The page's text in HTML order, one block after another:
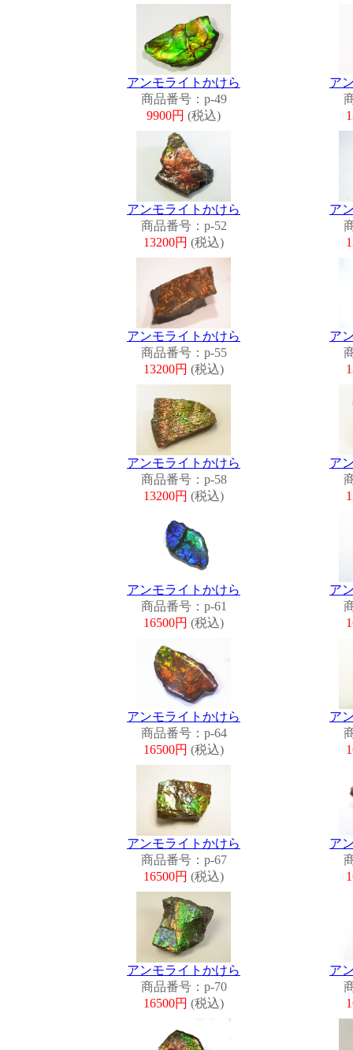
アンモライトかけら
商品番号：p-49
9900円 (税込)
ア
アンモライトかけら
商品番号：p-52
13200円 (税込)
ア
アンモライトかけら
商品番号：p-55
13200円 (税込)
ア
アンモライトかけら
商品番号：p-58
13200円 (税込)
ア
アンモライトかけら
商品番号：p-61
16500円 (税込)
ア
アンモライトかけら
商品番号：p-64
16500円 (税込)
ア
アンモライトかけら
商品番号：p-67
16500円 (税込)
ア
アンモライトかけら
商品番号：p-70
16500円 (税込)
ア